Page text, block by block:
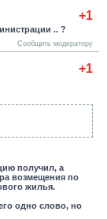
+1
.. ?
Сообщить модератору
+1
получил, а
возмещения по
жилья.
одно слово, но